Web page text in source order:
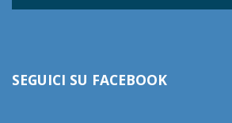
SEGUICI SU FACEBOOK